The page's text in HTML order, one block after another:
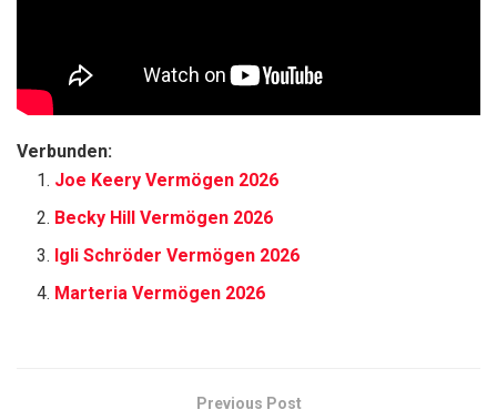
Verbunden:
Joe Keery Vermögen 2026
Becky Hill Vermögen 2026
Igli Schröder Vermögen 2026
Marteria Vermögen 2026
Previous Post